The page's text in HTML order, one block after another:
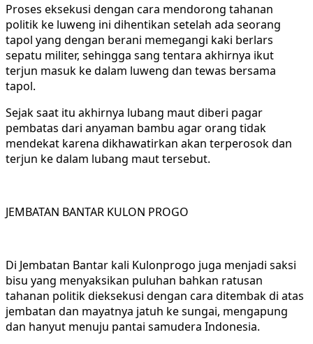
Proses eksekusi dengan cara mendorong tahanan
politik ke luweng ini dihentikan setelah ada seorang
tapol yang dengan berani memegangi kaki berlars
sepatu militer, sehingga sang tentara akhirnya ikut
terjun masuk ke dalam luweng dan tewas bersama
tapol.
Sejak saat itu akhirnya lubang maut diberi pagar
pembatas dari anyaman bambu agar orang tidak
mendekat karena dikhawatirkan akan terperosok dan
terjun ke dalam lubang maut tersebut.
JEMBATAN BANTAR KULON PROGO
Di Jembatan Bantar kali Kulonprogo juga menjadi saksi
bisu yang menyaksikan puluhan bahkan ratusan
tahanan politik dieksekusi dengan cara ditembak di atas
jembatan dan mayatnya jatuh ke sungai, mengapung
dan hanyut menuju pantai samudera Indonesia.